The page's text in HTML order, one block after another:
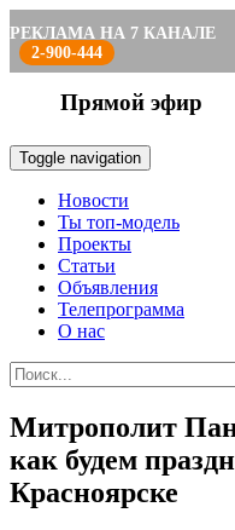
РЕКЛАМА НА 7 КАНАЛЕ
2-900-444
Прямой эфир
Toggle navigation
Новости
Ты топ-модель
Проекты
Статьи
Объявления
Телепрограмма
О нас
Митрополит
как будем
Красноярске